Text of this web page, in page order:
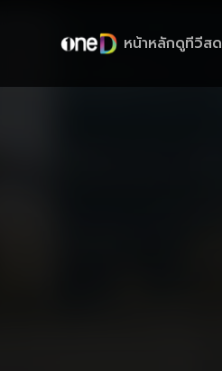
หน้าหลักดูทีวีสด